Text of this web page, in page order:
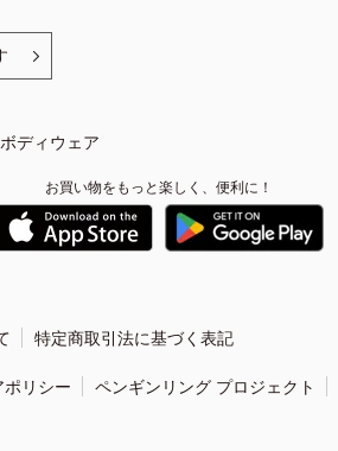
ボディウェア
お買い物をもっと楽しく、便利に！
特定商取引法に基づく表記
リシー ペンギンリング プロジェクト